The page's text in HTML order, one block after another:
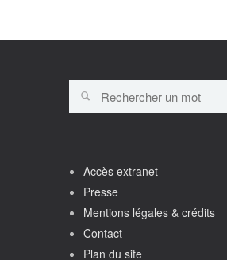
Accès extranet
Presse
Mentions légales & crédits
Contact
Plan du site